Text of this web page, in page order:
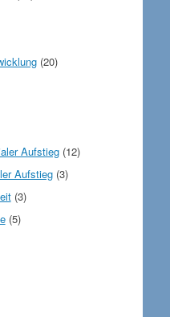
(20)
Aufstieg(12)
Aufstieg(3)
(3)
(5)